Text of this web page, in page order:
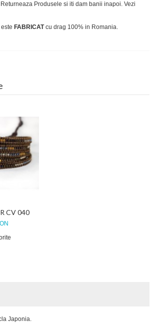
Produsele si iti dam banii inapoi.Vezi
FABRICATcu drag 100% in Romania.
CV 040
Japonia.